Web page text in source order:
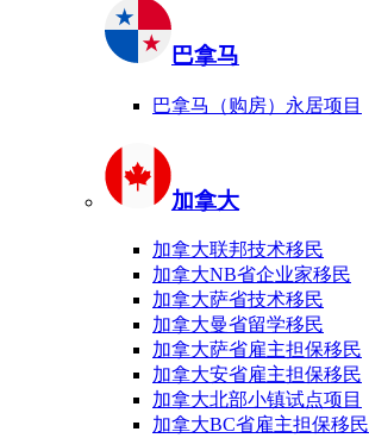
巴拿马
巴拿马（购房）永居项目
加拿大
加拿大联邦技术移民
加拿大NB省企业家移民
加拿大萨省技术移民
加拿大曼省留学移民
加拿大萨省雇主担保移民
加拿大安省雇主担保移民
加拿大北部小镇试点项目
加拿大BC省雇主担保移民